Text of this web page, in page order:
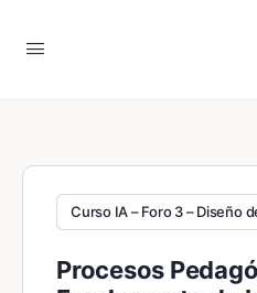
Curso IA – Foro 3 – Diseño
Procesos